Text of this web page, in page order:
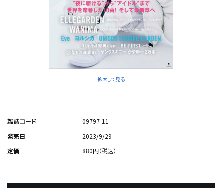
拡大して見る
雑誌コード
09797-11
発売日
2023/9/29
定価
880円（税込）